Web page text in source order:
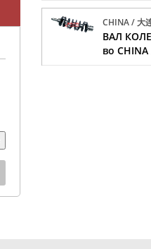
CHINA / 大
ВАЛ
во CHINA